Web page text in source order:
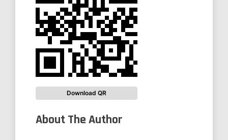
Download QR
About The Author